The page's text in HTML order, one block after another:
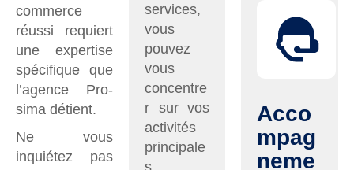
commerce
réussi requiert
une expertise
spécifique que
l’agence Pro-
sima détient.
Ne vous
inquiétez pas
services,
vous
pouvez
vous
concentre
r sur vos
activités
principale
s.
Acco
mpag
neme